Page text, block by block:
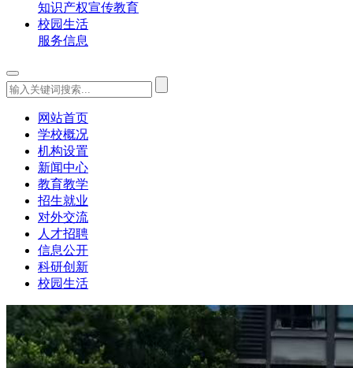
知识产权宣传教育
校园生活
服务信息
网站首页
学校概况
机构设置
新闻中心
教育教学
招生就业
对外交流
人才招聘
信息公开
科研创新
校园生活